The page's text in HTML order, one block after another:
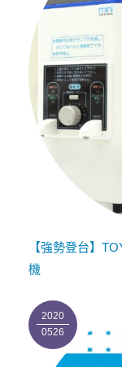
【強勢登台】
機
2020
0526